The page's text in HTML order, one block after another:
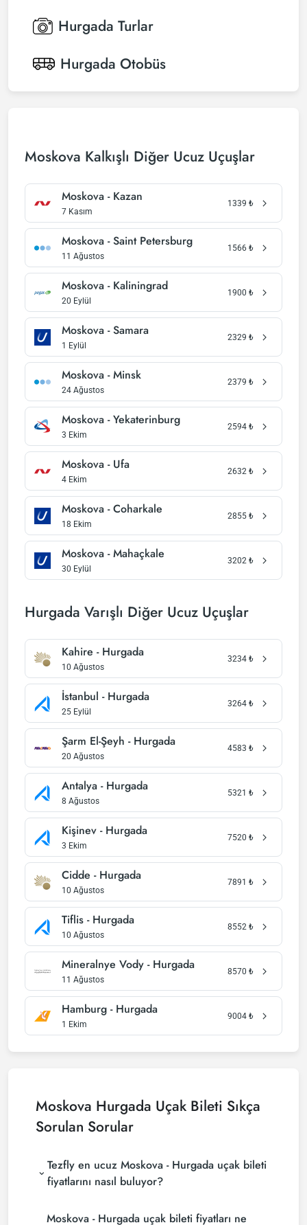
Hurgada Turlar
Hurgada Otobüs
Moskova Kalkışlı Diğer Ucuz Uçuşlar
Moskova - Kazan
7 Kasım
1339 ₺
Moskova - Saint Petersburg
11 Ağustos
1566 ₺
Moskova - Kaliningrad
20 Eylül
1900 ₺
Moskova - Samara
1 Eylül
2329 ₺
Moskova - Minsk
24 Ağustos
2379 ₺
Moskova - Yekaterinburg
3 Ekim
2594 ₺
Moskova - Ufa
4 Ekim
2632 ₺
Moskova - Coharkale
18 Ekim
2855 ₺
Moskova - Mahaçkale
30 Eylül
3202 ₺
Hurgada Varışlı Diğer Ucuz Uçuşlar
Kahire - Hurgada
10 Ağustos
3234 ₺
İstanbul - Hurgada
25 Eylül
3264 ₺
Şarm El-Şeyh - Hurgada
20 Ağustos
4583 ₺
Antalya - Hurgada
8 Ağustos
5321 ₺
Kişinev - Hurgada
3 Ekim
7520 ₺
Cidde - Hurgada
10 Ağustos
7891 ₺
Tiflis - Hurgada
10 Ağustos
8552 ₺
Mineralnye Vody - Hurgada
11 Ağustos
8570 ₺
Hamburg - Hurgada
1 Ekim
9004 ₺
Moskova Hurgada Uçak Bileti Sıkça
Sorulan Sorular
Tezfly en ucuz Moskova - Hurgada uçak bileti
fiyatlarını nasıl buluyor?
fiyatlarını bulmak için tur operatörleri, büyük
Moskova - Hurgada uçak bileti fiyatları ne